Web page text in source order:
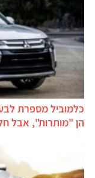
כלמוביל מספרת
הן "מותרות", אבל